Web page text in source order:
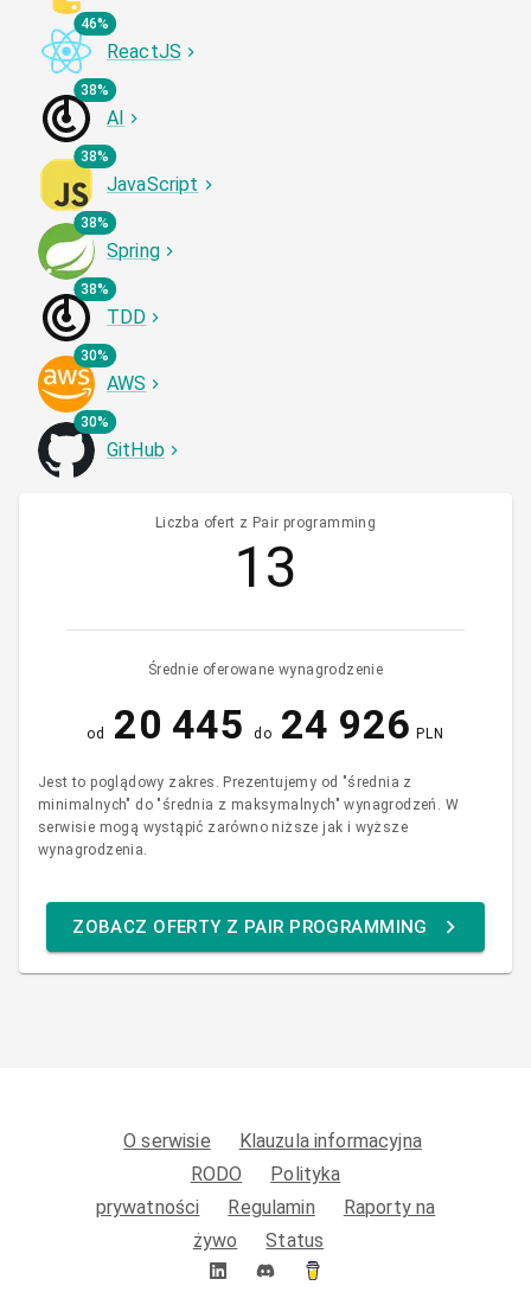
46%
ReactJS
38%
AI
38%
JavaScript
38%
Spring
38%
TDD
30%
AWS
30%
GitHub
Liczba ofert z Pair programming
13
Średnie oferowane wynagrodzenie
od 20 445 do 24 926 PLN
Jest to poglądowy zakres. Prezentujemy od "średnia z
minimalnych" do "średnia z maksymalnych" wynagrodzeń. W
serwisie mogą wystąpić zarówno niższe jak i wyższe
wynagrodzenia.
ZOBACZ OFERTY Z PAIR PROGRAMMING
O serwisie
Klauzula informacyjna
RODO
Polityka
prywatności
Regulamin
Raporty na
żywo
Status